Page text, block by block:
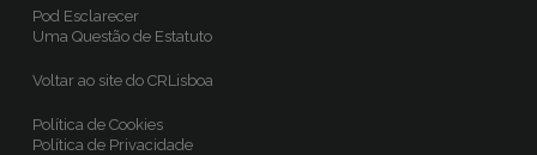
Pod Esclarecer
Uma Questão de Estatuto
Voltar ao site do CRLisboa
Política de Cookies
Política de Privacidade